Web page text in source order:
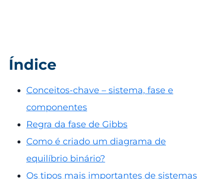
Índice
Conceitos-chave – sistema, fase e
componentes
Regra da fase de Gibbs
Como é criado um diagrama de
equilíbrio binário?
Os tipos mais importantes de sistemas